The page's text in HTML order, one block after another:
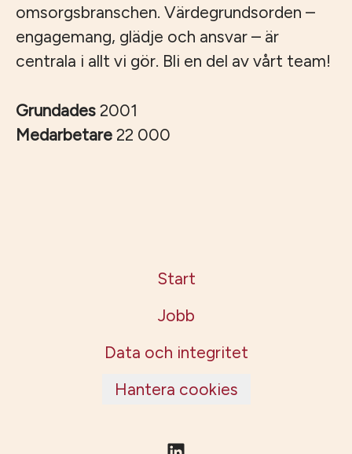
omsorgsbranschen. Värdegrundsorden –
engagemang, glädje och ansvar – är
centrala i allt vi gör. Bli en del av vårt team!
Grundades 2001
Medarbetare 22 000
Start
Jobb
Data och integritet
Hantera cookies